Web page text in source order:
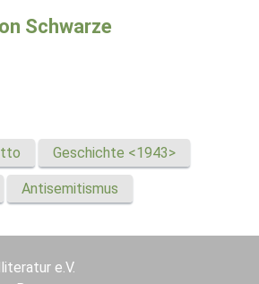
Schwarze
Geschichte <1943>
Antisemitismus
e.V.